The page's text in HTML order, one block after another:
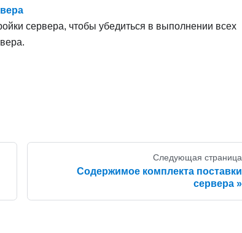
сервера, чтобы убедиться в выполнении всех
Следующая страница
Содержимое комплекта поставки
сервера